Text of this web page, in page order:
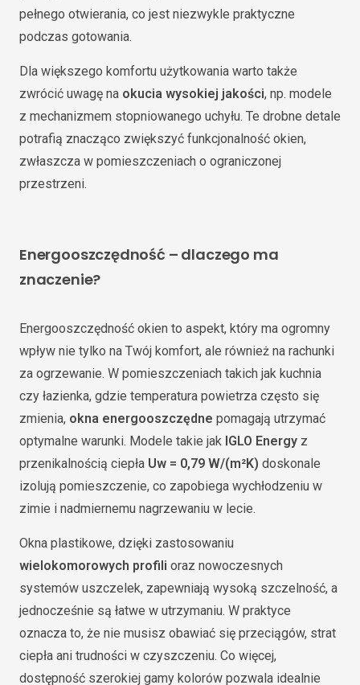
pełnego otwierania, co jest niezwykle praktyczne
podczas gotowania.
Dla większego komfortu użytkowania warto także
zwrócić uwagę na okucia wysokiej jakości, np. modele
z mechanizmem stopniowanego uchyłu. Te drobne detale
potrafią znacząco zwiększyć funkcjonalność okien,
zwłaszcza w pomieszczeniach o ograniczonej
przestrzeni.
Energooszczędność – dlaczego ma
znaczenie?
Energooszczędność okien to aspekt, który ma ogromny
wpływ nie tylko na Twój komfort, ale również na rachunki
za ogrzewanie. W pomieszczeniach takich jak kuchnia
czy łazienka, gdzie temperatura powietrza często się
zmienia, okna energooszczędne pomagają utrzymać
optymalne warunki. Modele takie jak IGLO Energy z
przenikalnością ciepła Uw = 0,79 W/(m²K) doskonale
izolują pomieszczenie, co zapobiega wychłodzeniu w
zimie i nadmiernemu nagrzewaniu w lecie.
Okna plastikowe, dzięki zastosowaniu
wielokomorowych profili oraz nowoczesnych
systemów uszczelek, zapewniają wysoką szczelność, a
jednocześnie są łatwe w utrzymaniu. W praktyce
oznacza to, że nie musisz obawiać się przeciągów, strat
ciepła ani trudności w czyszczeniu. Co więcej,
dostępność szerokiej gamy kolorów pozwala idealnie